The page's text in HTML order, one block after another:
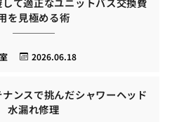
を見極める術
2026.06.18
ンスで挑んだシャワーヘッド
水漏れ修理